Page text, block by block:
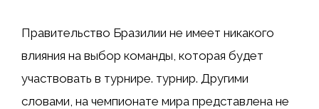
Правительство Бразилии не имеет никакого
влияния на выбор команды, которая будет
участвовать в турнире. турнир. Другими
словами, на чемпионате мира представлена ​​не